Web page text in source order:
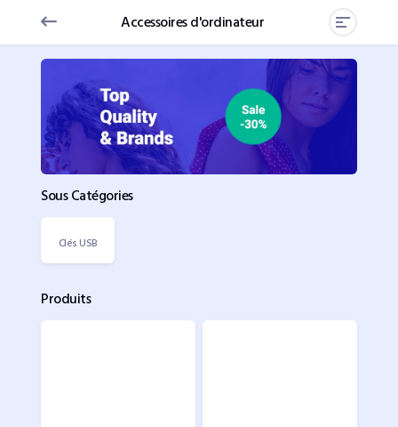
Accessoires d'ordinateur
Sous Catégories
Clés USB
Produits